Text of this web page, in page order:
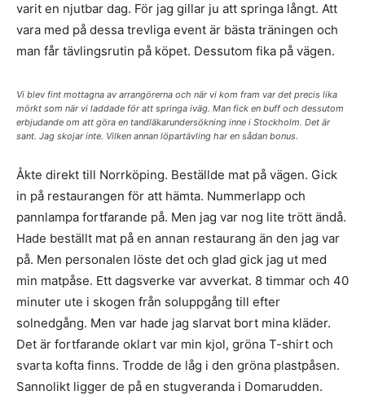
varit en njutbar dag. För jag gillar ju att springa långt. Att
vara med på dessa trevliga event är bästa träningen och
man får tävlingsrutin på köpet. Dessutom fika på vägen.
Vi blev fint mottagna av arrangörerna och när vi kom fram var det precis lika
mörkt som när vi laddade för att springa iväg. Man fick en buff och dessutom
erbjudande om att göra en tandläkarundersökning inne i Stockholm. Det är
sant. Jag skojar inte. Vilken annan löpartävling har en sådan bonus.
Åkte direkt till Norrköping. Beställde mat på vägen. Gick
in på restaurangen för att hämta. Nummerlapp och
pannlampa fortfarande på. Men jag var nog lite trött ändå.
Hade beställt mat på en annan restaurang än den jag var
på. Men personalen löste det och glad gick jag ut med
min matpåse. Ett dagsverke var avverkat. 8 timmar och 40
minuter ute i skogen från soluppgång till efter
solnedgång. Men var hade jag slarvat bort mina kläder.
Det är fortfarande oklart var min kjol, gröna T-shirt och
svarta kofta finns. Trodde de låg i den gröna plastpåsen.
Sannolikt ligger de på en stugveranda i Domarudden.